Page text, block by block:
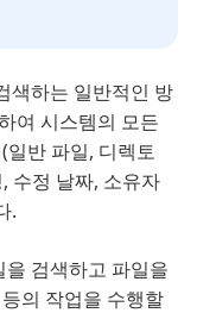
색하는 일반적인 방
여 시스템의 모든
일반 파일, 디렉토
수정 날짜, 소유자
.
검색하고 파일을
의 작업을 수행할